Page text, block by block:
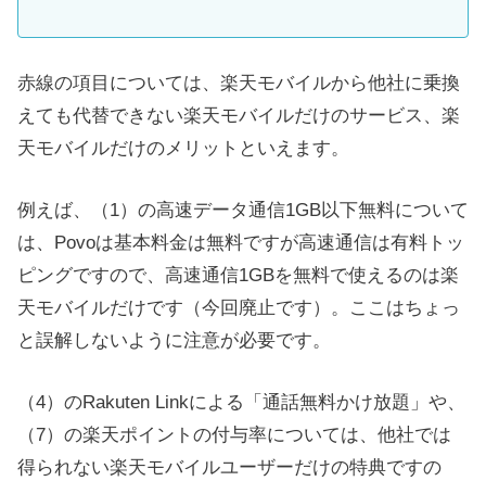
赤線の項目については、楽天モバイルから他社に乗換
えても代替できない楽天モバイルだけのサービス、楽
天モバイルだけのメリットといえます。
例えば、（1）の高速データ通信1GB以下無料について
は、Povoは基本料金は無料ですが高速通信は有料トッ
ピングですので、高速通信1GBを無料で使えるのは楽
天モバイルだけです（今回廃止です）。ここはちょっ
と誤解しないように注意が必要です。
（4）のRakuten Linkによる「通話無料かけ放題」や、
（7）の楽天ポイントの付与率については、他社では
得られない楽天モバイルユーザーだけの特典ですの